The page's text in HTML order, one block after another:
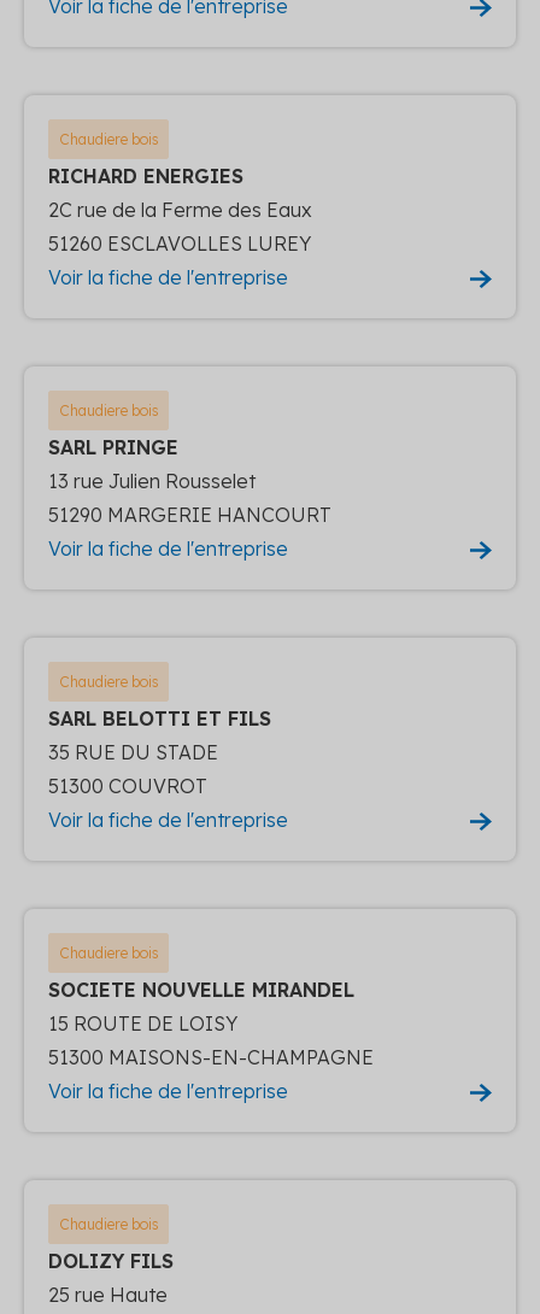
Voir la fiche de l'entreprise
Chaudiere bois
RICHARD ENERGIES
2C rue de la Ferme des Eaux
51260 ESCLAVOLLES LUREY
Voir la fiche de l'entreprise
Chaudiere bois
SARL PRINGE
13 rue Julien Rousselet
51290 MARGERIE HANCOURT
Voir la fiche de l'entreprise
Chaudiere bois
SARL BELOTTI ET FILS
35 RUE DU STADE
51300 COUVROT
Voir la fiche de l'entreprise
Chaudiere bois
SOCIETE NOUVELLE MIRANDEL
15 ROUTE DE LOISY
51300 MAISONS-EN-CHAMPAGNE
Voir la fiche de l'entreprise
Chaudiere bois
DOLIZY FILS
25 rue Haute